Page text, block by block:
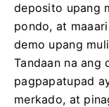
deposito upang
pondo, at
demo upang
Tandaan na ang
pagpapatupad
merkado, at